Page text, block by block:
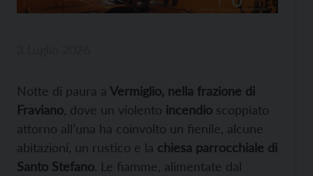
Notte di paura a Vermiglio, nella frazione di
Fraviano , dove un violento incendio scoppiato
attorno all’una ha coinvolto un fienile, alcune
abitazioni, un rustico e la chiesa parrocchiale di
Santo Stefano. Le fiamme, alimentate dal